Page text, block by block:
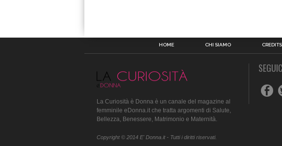
HOME CHI SIAMO CREDITS
La Curiosità è Donna è un canale del magazine al
femminile eDonna.it che tratta argomenti di Salute,
Bellezza, Benessere, Matrimonio e Maternità.
Copyright © 2014 E' Donna.it - Tutti i diritti riservati.